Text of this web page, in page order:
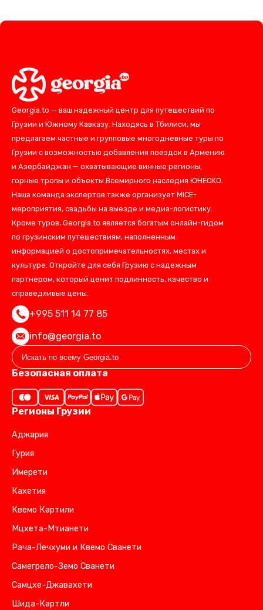
Georgia.to — ваш надежный центр для путешествий по
Грузии и Южному Кавказу. Находясь в Тбилиси, мы
предлагаем частные и групповые многодневные туры по
Грузии с возможностью добавления поездок в Армению
и Азербайджан — охватывающие винные регионы,
горные тропы и объекты Всемирного наследия ЮНЕСКО.
Наша команда экспертов также организует MICE-
мероприятия, свадьбы на выезде и медиа-логистику.
Кроме туров, Georgia.to является богатым онлайн-гидом
по грузинским путешествиям, наполненным
информацией о достопримечательностях, местах и
культуре. Откройте для себя Грузию с надежным
партнером, который ценит подлинность, качество и
справедливые цены.
+995 511 14 77 85
info@georgia.to
Безопасная оплата
Регионы Грузии
Аджария
Гурия
Имерети
Кахетия
Квемо Картили
Мцхета-Мтианети
Рача-Лечхуми и Квемо Сванети
Самегрело-Земо Сванети
Самцхе-Джавахети
Шида-Картли